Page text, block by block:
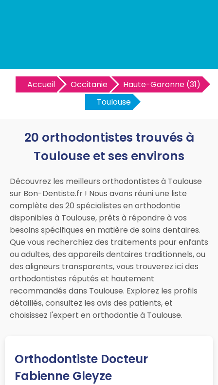
Accueil Occitanie
Haute-Garonne (31)
Toulouse
20 orthodontistes trouvés à
Toulouse et ses environs
Découvrez les meilleurs orthodontistes à Toulouse
sur Bon-Dentiste.fr ! Nous avons réuni une liste
complète des 20 spécialistes en orthodontie
disponibles à Toulouse, prêts à répondre à vos
besoins spécifiques en matière de soins dentaires.
Que vous recherchiez des traitements pour enfants
ou adultes, des appareils dentaires traditionnels, ou
des aligneurs transparents, vous trouverez ici des
orthodontistes réputés et hautement
recommandés dans Toulouse. Explorez les profils
détaillés, consultez les avis des patients, et
choisissez l'expert en orthodontie à Toulouse.
Orthodontiste Docteur
Fabienne Gleyze